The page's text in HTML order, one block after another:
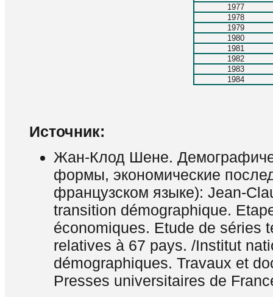
1977
1978
1979
1980
1981
1982
1983
1984
Источник:
Жан-Клод Шене.
формы, экономические
французском языке): Jean-
transition démographique.
économiques. Etude de séries
relatives à 67 pays. /Institut
démographiques. Travaux et
Presses universitaires de